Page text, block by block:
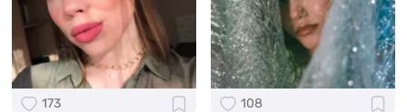
173 108